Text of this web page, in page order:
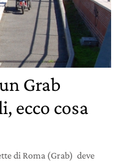
Grab
ecco cosa
di Roma (Grab) deve